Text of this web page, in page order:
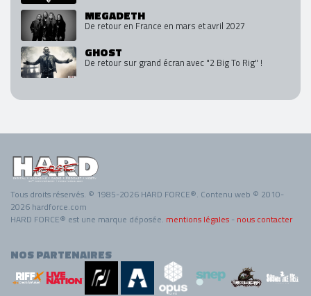
MEGADETH
De retour en France en mars et avril 2027
GHOST
De retour sur grand écran avec "2 Big To Rig" !
Tous droits réservés. © 1985-2026 HARD FORCE®. Contenu web © 2010-
2026 hardforce.com
HARD FORCE® est une marque déposée. mentions légales - nous contacter
NOS PARTENAIRES